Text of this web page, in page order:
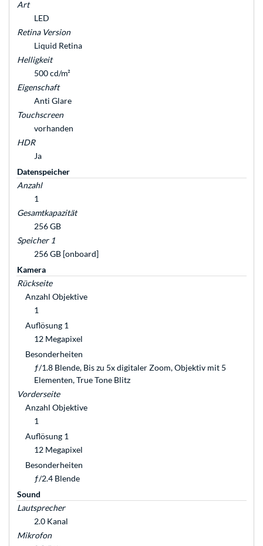
Art
LED
Retina Version
Liquid Retina
Helligkeit
500 cd/m²
Eigenschaft
Anti Glare
Touchscreen
vorhanden
HDR
Ja
Datenspeicher
Anzahl
1
Gesamtkapazität
256 GB
Speicher 1
256 GB [onboard]
Kamera
Rückseite
Anzahl Objektive
1
Auflösung 1
12 Megapixel
Besonderheiten
ƒ/1.8 Blende, Bis zu 5x digitaler Zoom, Objektiv mit 5
Elementen, True Tone Blitz
Vorderseite
Anzahl Objektive
1
Auflösung 1
12 Megapixel
Besonderheiten
ƒ/2.4 Blende
Sound
Lautsprecher
2.0 Kanal
Mikrofon